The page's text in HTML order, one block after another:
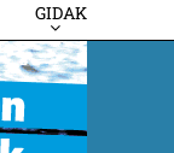
GIDAK